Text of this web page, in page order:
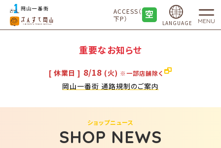
ACCESS（地
下P）
LANGUAGE MENU
重要なお知らせ
[ 休業日 ] 8/18 (火) ※一部店舗除く
岡山一番街 通路規制のご案内
SHOP NEWS
ショップニュース